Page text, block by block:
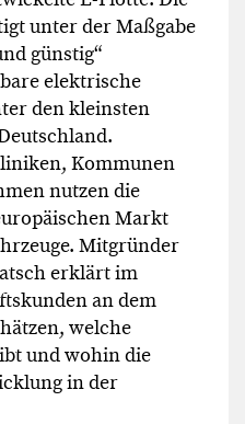
unter der Maßgabe
günstig“
elektrische
den kleinsten
Kommunen
nutzen die
Markt
Mitgründer
erklärt im
an dem
welche
und wohin die
in der